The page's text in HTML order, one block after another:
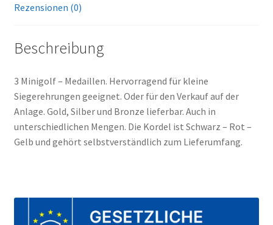
Rezensionen (0)
Beschreibung
3 Minigolf – Medaillen. Hervorragend für kleine
Siegerehrungen geeignet. Oder für den Verkauf auf der
Anlage. Gold, Silber und Bronze lieferbar. Auch in
unterschiedlichen Mengen. Die Kordel ist Schwarz – Rot –
Gelb und gehört selbstverständlich zum Lieferumfang.